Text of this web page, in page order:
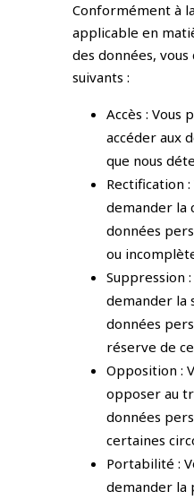
Conformément à
applicable en
des données,
suivants :
Accès : Vous
accéder aux
que nous
Rectification
demander la
données
ou
Suppression
demander la
données
réserve de
Opposition :
opposer au
données
certaines
Portabilité :
demander la